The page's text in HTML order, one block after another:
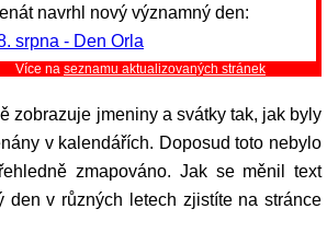
navrhl nový významný den:
srpna - Den Orla
Více na seznamu aktualizovaných stránek
zobrazuje jmeniny a svátky tak, jak byly
v kalendářích. Doposud toto nebylo
zmapováno. Jak se měnil text
den v různých letech zjistíte na stránce